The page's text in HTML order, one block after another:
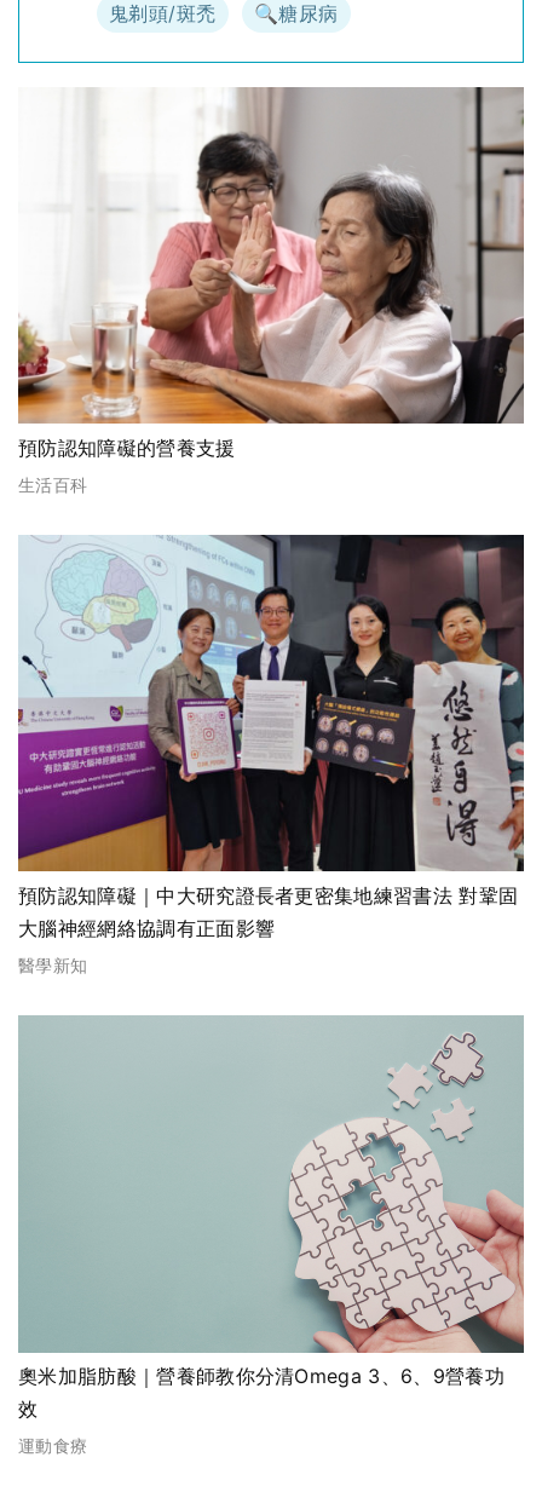
鬼剃頭/斑禿 🔍糖尿病
預防認知障礙的營養支援
生活百科
預防認知障礙｜中大研究證長者更密集地練習書法 對鞏固
大腦神經網絡協調有正面影響
醫學新知
奧米加脂肪酸｜營養師教你分清Omega 3、6、9營養功
效
運動食療